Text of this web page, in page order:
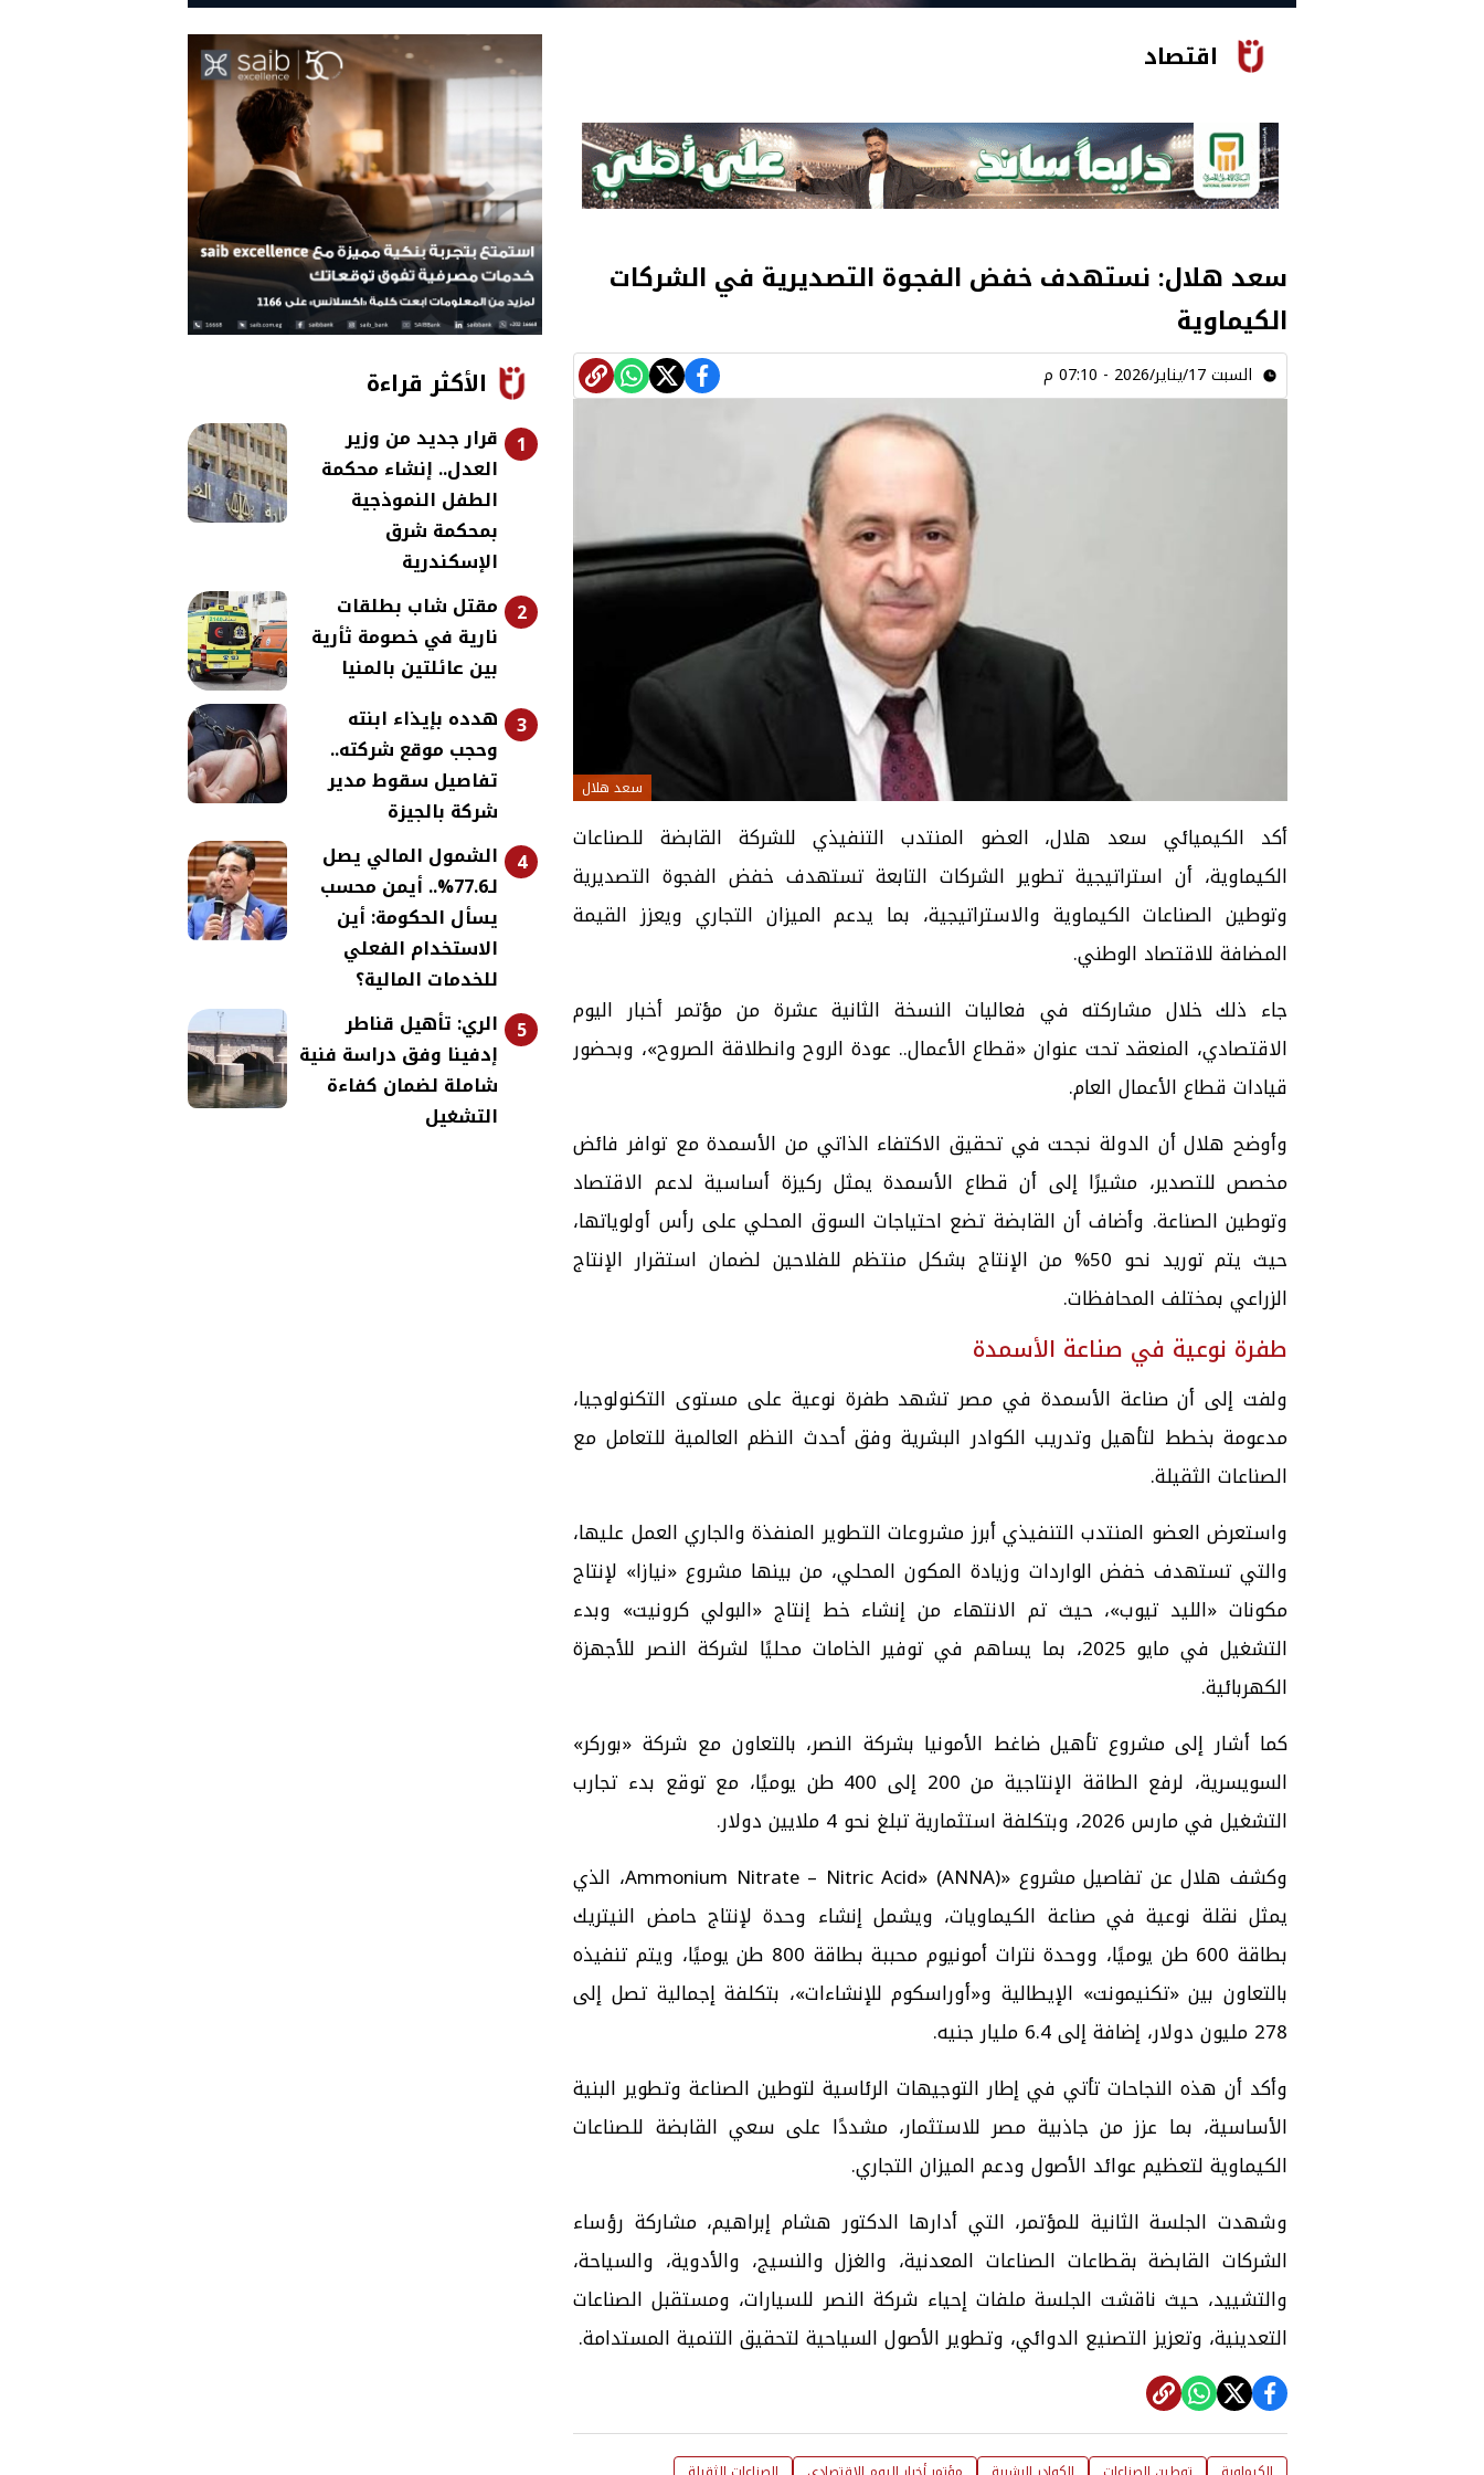
اقتصاد
سعد هلال: نستهدف خفض الفجوة التصديرية في الشركات
الكيماوية
السبت 17/يناير/2026 - 07:10 م
سعد هلال
أكد الكيميائي سعد هلال، العضو المنتدب التنفيذي للشركة القابضة للصناعات
الكيماوية، أن استراتيجية تطوير الشركات التابعة تستهدف خفض الفجوة التصديرية
وتوطين الصناعات الكيماوية والاستراتيجية، بما يدعم الميزان التجاري ويعزز القيمة
المضافة للاقتصاد الوطني.
جاء ذلك خلال مشاركته في فعاليات النسخة الثانية عشرة من مؤتمر أخبار اليوم
الاقتصادي، المنعقد تحت عنوان «قطاع الأعمال.. عودة الروح وانطلاقة الصروح»، وبحضور
قيادات قطاع الأعمال العام.
وأوضح هلال أن الدولة نجحت في تحقيق الاكتفاء الذاتي من الأسمدة مع توافر فائض
مخصص للتصدير، مشيرًا إلى أن قطاع الأسمدة يمثل ركيزة أساسية لدعم الاقتصاد
وتوطين الصناعة. وأضاف أن القابضة تضع احتياجات السوق المحلي على رأس أولوياتها،
حيث يتم توريد نحو 50% من الإنتاج بشكل منتظم للفلاحين لضمان استقرار الإنتاج
الزراعي بمختلف المحافظات.
طفرة نوعية في صناعة الأسمدة
ولفت إلى أن صناعة الأسمدة في مصر تشهد طفرة نوعية على مستوى التكنولوجيا،
مدعومة بخطط لتأهيل وتدريب الكوادر البشرية وفق أحدث النظم العالمية للتعامل مع
الصناعات الثقيلة.
واستعرض العضو المنتدب التنفيذي أبرز مشروعات التطوير المنفذة والجاري العمل عليها،
والتي تستهدف خفض الواردات وزيادة المكون المحلي، من بينها مشروع «نيازا» لإنتاج
مكونات «الليد تيوب»، حيث تم الانتهاء من إنشاء خط إنتاج «البولي كرونيت» وبدء
التشغيل في مايو 2025، بما يساهم في توفير الخامات محليًا لشركة النصر للأجهزة
الكهربائية.
كما أشار إلى مشروع تأهيل ضاغط الأمونيا بشركة النصر، بالتعاون مع شركة «بوركر»
السويسرية، لرفع الطاقة الإنتاجية من 200 إلى 400 طن يوميًا، مع توقع بدء تجارب
التشغيل في مارس 2026، وبتكلفة استثمارية تبلغ نحو 4 ملايين دولار.
وكشف هلال عن تفاصيل مشروع «Ammonium Nitrate – Nitric Acid» (ANNA)، الذي
يمثل نقلة نوعية في صناعة الكيماويات، ويشمل إنشاء وحدة لإنتاج حامض النيتريك
بطاقة 600 طن يوميًا، ووحدة نترات أمونيوم محببة بطاقة 800 طن يوميًا، ويتم تنفيذه
بالتعاون بين «تكنيمونت» الإيطالية و«أوراسكوم للإنشاءات»، بتكلفة إجمالية تصل إلى
278 مليون دولار، إضافة إلى 6.4 مليار جنيه.
وأكد أن هذه النجاحات تأتي في إطار التوجيهات الرئاسية لتوطين الصناعة وتطوير البنية
الأساسية، بما عزز من جاذبية مصر للاستثمار، مشددًا على سعي القابضة للصناعات
الكيماوية لتعظيم عوائد الأصول ودعم الميزان التجاري.
وشهدت الجلسة الثانية للمؤتمر، التي أدارها الدكتور هشام إبراهيم، مشاركة رؤساء
الشركات القابضة بقطاعات الصناعات المعدنية، والغزل والنسيج، والأدوية، والسياحة،
والتشييد، حيث ناقشت الجلسة ملفات إحياء شركة النصر للسيارات، ومستقبل الصناعات
التعدينية، وتعزيز التصنيع الدوائي، وتطوير الأصول السياحية لتحقيق التنمية المستدامة.
الأكثر قراءة
1
قرار جديد من وزير
العدل.. إنشاء محكمة
الطفل النموذجية
بمحكمة شرق
الإسكندرية
2
مقتل شاب بطلقات
نارية في خصومة ثأرية
بين عائلتين بالمنيا
3 هدده بإيذاء ابنته
وحجب موقع شركته..
تفاصيل سقوط مدير
شركة بالجيزة
4
الشمول المالي يصل
لـ77.6%.. أيمن محسب
يسأل الحكومة: أين
الاستخدام الفعلي
للخدمات المالية؟
5
الري: تأهيل قناطر
إدفينا وفق دراسة فنية
شاملة لضمان كفاءة
التشغيل